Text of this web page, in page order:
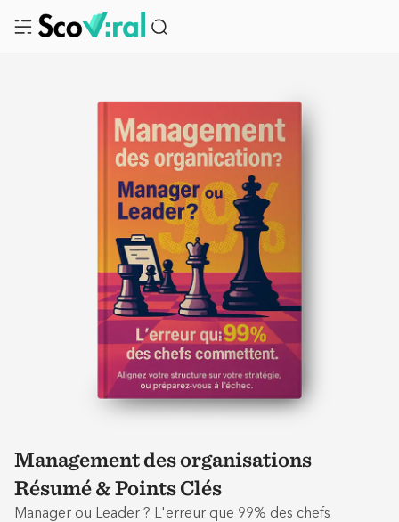
Management des organisations
Résumé & Points Clés
Manager ou Leader ? L'erreur que 99% des chefs